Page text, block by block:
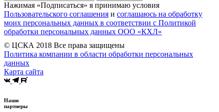
Нажимая «Подписаться» я принимаю условия
Пользовательского соглашения и соглашаюсь на обработку
моих персональных данных в соответствии с Политикой
обработки персональных данных ООО «КХЛ»
© ЦСКА 2018 Все права защищены
Политика компании в области обработки персональных
данных
Карта сайта
Наши
партнеры